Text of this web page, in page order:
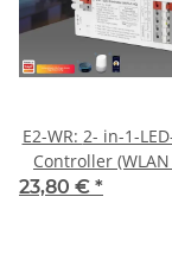
E2-WR: 2- in-1-LED-Streifen-
Controller (WLAN
23,80 € *